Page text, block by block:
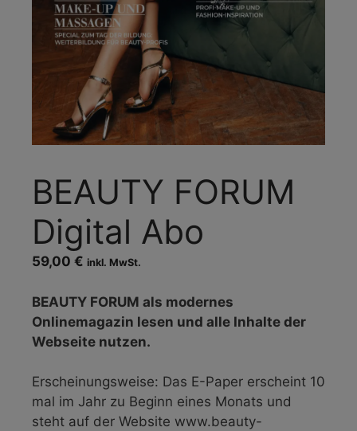
BEAUTY FORUM
Digital Abo
59,00 € inkl. MwSt.
BEAUTY FORUM als modernes
Onlinemagazin lesen und alle Inhalte der
Webseite nutzen.
Erscheinungsweise: Das E-Paper erscheint 10
mal im Jahr zu Beginn eines Monats und
steht auf der Website www.beauty-